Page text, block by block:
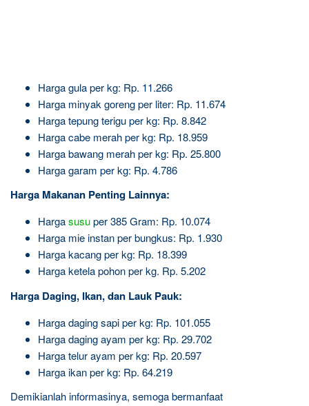
Harga gula per kg: Rp. 11.266
Harga minyak goreng per liter: Rp. 11.674
Harga tepung terigu per kg: Rp. 8.842
Harga cabe merah per kg: Rp. 18.959
Harga bawang merah per kg: Rp. 25.800
Harga garam per kg: Rp. 4.786
Harga Makanan Penting Lainnya:
Hargasusuper 385 Gram: Rp. 10.074
Harga mie instan per bungkus: Rp. 1.930
Harga kacang per kg: Rp. 18.399
Harga ketela pohon per kg. Rp. 5.202
Harga Daging, Ikan, dan Lauk Pauk:
Harga daging sapi per kg: Rp. 101.055
Harga daging ayam per kg: Rp. 29.702
Harga telur ayam per kg: Rp. 20.597
Harga ikan per kg: Rp. 64.219
Demikianlah informasinya, semoga bermanfaat